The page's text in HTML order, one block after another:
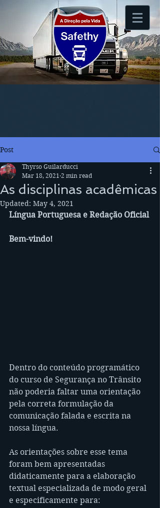
Post
As disciplinas acadêmicas
Thyrso Guilarducci
Mar 18, 2021 2 min read
Updated: May 4, 2021
Língua Portuguesa e Redação Oficial
Bem-vindo!
Dentro do conteúdo programático
do curso de Segurança no Trânsito
não poderia faltar uma orientação
pela correta formulação da
comunicação falada e escrita na
nossa língua.
As orientações sobre esse tema
foram bem apresentadas
didaticamente para a elaboração
textual especializada de modo geral
e especificamente para: